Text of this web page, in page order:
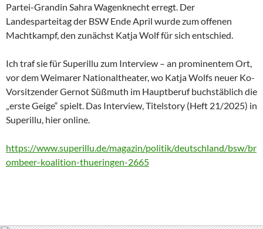
Partei-Grandin Sahra Wagenknecht erregt. Der
Landesparteitag der BSW Ende April wurde zum offenen
Machtkampf, den zunächst Katja Wolf für sich entschied.
Ich traf sie für Superillu zum Interview – an prominentem Ort,
vor dem Weimarer Nationaltheater, wo Katja Wolfs neuer Ko-
Vorsitzender Gernot Süßmuth im Hauptberuf buchstäblich die
„erste Geige“ spielt. Das Interview, Titelstory (Heft 21/2025) in
Superillu, hier online.
https://www.superillu.de/magazin/politik/deutschland/bsw/br
ombeer-koalition-thueringen-2665